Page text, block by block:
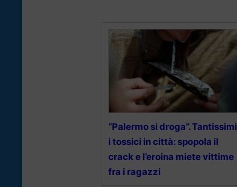
“Palermo si droga”. Tantissimi
i tossici in città: spopola il
crack e l’eroina miete vittime
fra i ragazzi